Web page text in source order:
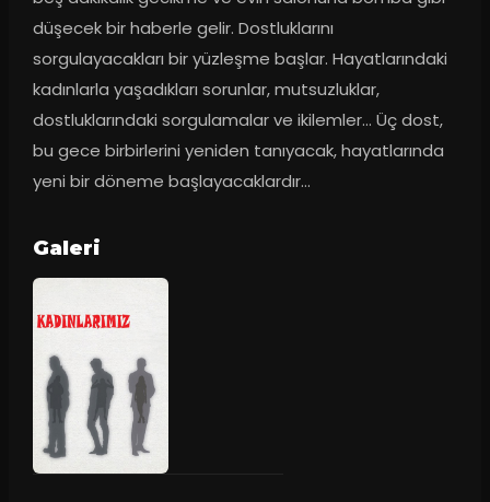
düşecek bir haberle gelir. Dostluklarını
sorgulayacakları bir yüzleşme başlar. Hayatlarındaki
kadınlarla yaşadıkları sorunlar, mutsuzluklar,
dostluklarındaki sorgulamalar ve ikilemler… Üç dost,
bu gece birbirlerini yeniden tanıyacak, hayatlarında
yeni bir döneme başlayacaklardır…
Galeri